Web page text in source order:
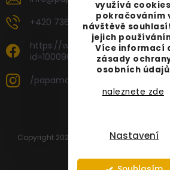
využívá
pokračováním
návštěvě
jejich
Více informací
zásady
osobních údajů
naleznete zde
Nastavení
+420 736 120 126
https://www.facebook.com/
id=100090696535887
/papamartin.cz
Vytvořil Shoptet
Copyright 2026 PAPA MARTIN. Všechna